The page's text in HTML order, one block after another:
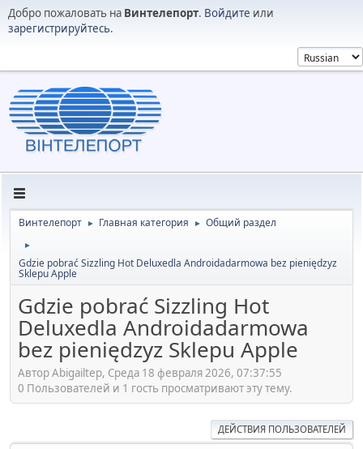
Добро пожаловать на Винтелепорт. Войдите или
зарегистрируйтесь.
Винтелепорт ► Главная категория ► Общий раздел
►
Gdzie pobrać Sizzling Hot Deluxedla Androidadarmowa bez pieniędzyz
Sklepu Apple
Gdzie pobrać Sizzling Hot
Deluxedla Androidadarmowa
bez pieniędzyz Sklepu Apple
Автор Abigailtep, Среда 18 февраля 2026, 07:37:55
0 Пользователей и 1 гость просматривают эту тему.
ДЕЙСТВИЯ ПОЛЬЗОВАТЕЛЕЙ